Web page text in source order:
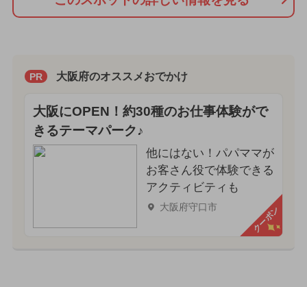
PR 大阪府のオススメおでかけ
大阪にOPEN！約30種のお仕事体験がで
きるテーマパーク♪
他にはない！パパママが
お客さん役で体験できる
アクティビティも
大阪府守口市 クーポン